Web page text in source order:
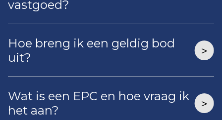
vastgoed?
Hoe breng ik een geldig bod
uit?
Wat is een EPC en hoe vraag ik
het aan?